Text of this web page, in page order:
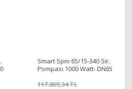
Smart Spm 65/15-340 Sir.
Pompası 1000 Watt- DN65
117.809,34 TL